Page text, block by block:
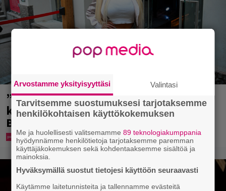
”Mitä isompi vehje, sen paremmin
kulkee” – Susanna Penttilä suuntasi
Bangbussinsa Helsingin keskustaan
Arvostamme yksityisyyttäsi Valintasi
Tarvitsemme suostumuksesi tarjotaksemme
henkilökohtaisen käyttökokemuksen
Me ja huolellisesti valitsemamme89 teknologiakumppania
hyödynnämme henkilötietoja tarjotaksemme paremman
käyttäjäkokemuksen sekä kohdentaaksemme sisältöä ja
mainoksia.
Hyväksymällä suostut tietojesi käyttöön seuraavasti
Käytämme laitetunnisteita ja tallennamme evästeitä